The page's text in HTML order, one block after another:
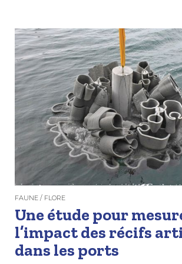
FAUNE / FLORE
Une étude pour
l’impact des récifs
dans les ports